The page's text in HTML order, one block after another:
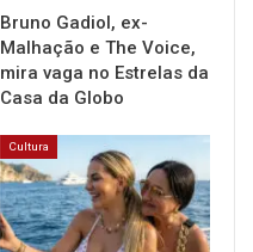
Bruno Gadiol, ex-
Malhação e The Voice,
mira vaga no Estrelas da
Casa da Globo
Cultura